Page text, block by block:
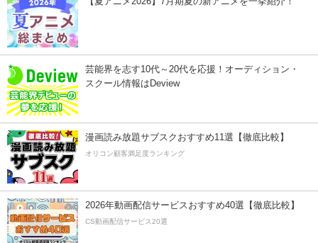
芸能界を志す10代～20代を応援！オーディション・
スクール情報はDeview
漫画読み放題サブスクおすすめ11選【徹底比較】
オリコン顧客満足度ランキング
2026年動画配信サービスおすすめ40選【徹底比較】
CS動画配信サービス20選